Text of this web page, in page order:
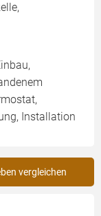
Installation
vergleichen